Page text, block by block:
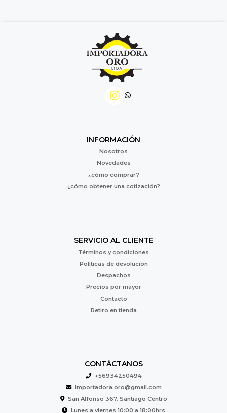
INFORMACIÓN
Nosotros
Novedades
¿cómo comprar?
¿cómo obtener una cotización?
SERVICIO AL CLIENTE
Términos y condiciones
Políticas de devolución
Despachos
Precios por mayor
Contacto
Retiro en tienda
CONTÁCTANOS
+56934250494
Importadora.oro@gmail.com
San Alfonso 367, Santiago Centro
Lunes a viernes 10:00 a 18:00hrs